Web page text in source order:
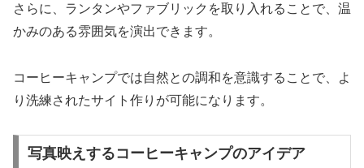
さらに、ランタンやファブリックを取り入れることで、温
かみのある雰囲気を演出できます。
コーヒーキャンプでは自然との調和を意識することで、よ
り洗練されたサイト作りが可能になります。
写真映えするコーヒーキャンプのアイデア